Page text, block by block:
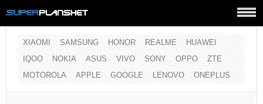
XIAOMI SAMSUNG HONOR REALME
HUAWEI
IQOO
NOKIA ASUS VIVO SONY OPPO
ZTE
MOTOROLA
APPLE GOOGLE LENOVO ONEPLUS